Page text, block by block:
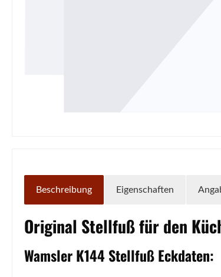
Beschreibung Eigenschaften
Original Stellfußfür den
WamslerK144StellfußEckdaten: